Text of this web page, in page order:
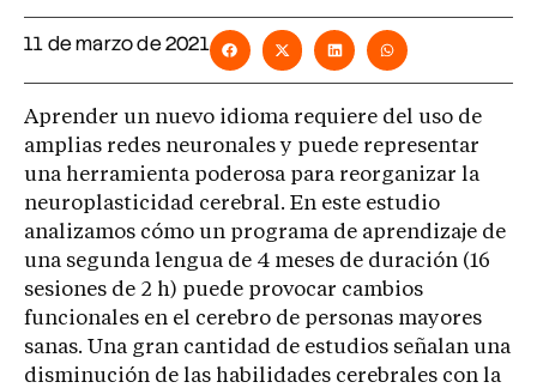
11 de marzo de 2021
Aprender un nuevo idioma requiere del uso de
amplias redes neuronales y puede representar
una herramienta poderosa para reorganizar la
neuroplasticidad cerebral. En este estudio
analizamos cómo un programa de aprendizaje de
una segunda lengua de 4 meses de duración (16
sesiones de 2 h) puede provocar cambios
funcionales en el cerebro de personas mayores
sanas. Una gran cantidad de estudios señalan una
disminución de las habilidades cerebrales con la